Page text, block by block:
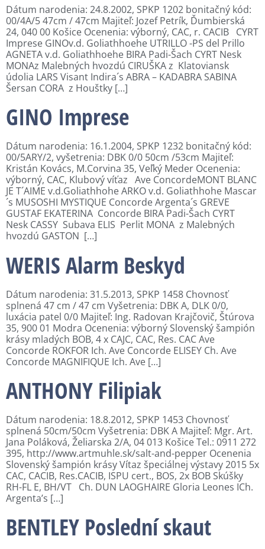
Dátum narodenia: 24.8.2002, SPKP 1202 bonitačný kód:
00/4A/5 47cm / 47cm Majiteľ: Jozef Petrík, Ďumbierská
24, 040 00 Košice Ocenenia: výborný, CAC, r. CACIB CYRT
Imprese GINOv.d. Goliathhoehe UTRILLO -PS del Prillo
AGNETA v.d. Goliathhoehe BIRA Padi-Šach CYRT Nesk
MONAz Malebných hvozdú CIRUŠKA z Klatoviansk
údolia LARS Visant Indira´s ABRA – KADABRA SABINA
Šersan CORA z Houštky […]
GINO Imprese
Dátum narodenia: 16.1.2004, SPKP 1232 bonitačný kód:
00/5ARY/2, vyšetrenia: DBK 0/0 50cm /53cm Majiteľ:
Kristán Kovács, M.Corvina 35, Veľký Meder Ocenenia:
výborný, CAC, Klubový víťaz Ave ConcordeMONT BLANC
JE T´AIME v.d.Goliathhohe ARKO v.d. Goliathhohe Mascar
´s MUSOSHI MYSTIQUE Concorde Argenta´s GREVE
GUSTAF EKATERINA Concorde BIRA Padi-Šach CYRT
Nesk CASSY Subava ELIS Perlit MONA z Malebných
hvozdú GASTON […]
WERIS Alarm Beskyd
Dátum narodenia: 31.5.2013, SPKP 1458 Chovnosť
splnená 47 cm / 47 cm Vyšetrenia: DBK A, DLK 0/0,
luxácia patel 0/0 Majiteľ: Ing. Radovan Krajčovič, Štúrova
35, 900 01 Modra Ocenenia: výborný Slovenský šampión
krásy mladých BOB, 4 x CAJC, CAC, Res. CAC Ave
Concorde ROKFOR Ich. Ave Concorde ELISEY Ch. Ave
Concorde MAGNIFIQUE Ich. Ave […]
ANTHONY Filipiak
Dátum narodenia: 18.8.2012, SPKP 1453 Chovnosť
splnená 50cm/50cm Vyšetrenia: DBK A Majiteľ: Mgr. Art.
Jana Poláková, Želiarska 2/A, 04 013 Košice Tel.: 0911 272
395, http://www.artmuhle.sk/salt-and-pepper Ocenenia
Slovenský šampión krásy Vítaz špeciálnej výstavy 2015 5x
CAC, CACIB, Res.CACIB, ISPU cert., BOS, 2x BOB Skúšky
RH-FL E, BH/VT Ch. DUN LAOGHAIRE Gloria Leones ICh.
Argenta’s […]
BENTLEY Poslední skaut